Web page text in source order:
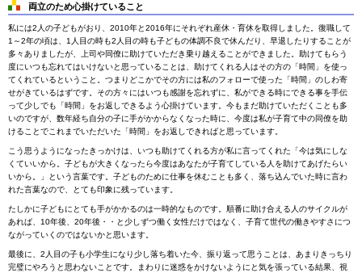
両立のため心掛けていること
私には2人の子どもがおり、2010年と2016年にそれぞれ産休・育休を取得しました。復職して
1～2年の頃は、1人目の時も2人目の時も子どもの体調不良で休んだり、早退したりすることが
多々ありましたが、上司や同僚に助けていただき乗り越えることができました。助けてもらう
度にいつも忘れてはいけないと思っていることは、助けてくれる人はその方の「時間」を使っ
てくれているということ。つまりどこかでその方には私のフォローで使った「時間」のしわ寄
せがきているはずです。その方々にはいつも感謝を忘れずに、私ができる時にできる事を手伝
って少しでも「時間」をお返しできるよう心掛けています。今もまだ助けていただくことも多
いのですが、数年経ち自分の子に手がかからなくなった時に、今度は私が子育て中の同僚を助
けることでこれまでいただいた「時間」をお返しできればと思っています。
こう思うようになったきっかけは、いつも助けてくれる方が私に言ってくれた「今は気にしな
くていいから。子どもが大きくなったら今度はあなたが子育てしている人を助けてあげたらい
いから。」という言葉です。子どものために仕事を休むことも多く、落ち込んでいた時に言わ
れた言葉なので、とても印象に残っています。
たしかに子どもにとても手がかかるのは一時的なものです。順番に助け合える人のサイクルが
あれば、10年後、20年後・・と少しずつ働く女性だけではなく、子育て世代の働きやすさにつ
ながっていくのではないかと思います。
最後に、2人目の子も小学生になり少し落ち着いた今、振り返って思うことは、あまりきっちり
完璧にやろうと思わないことです。まわりに迷惑をかけないようにと気を張っている結果、視